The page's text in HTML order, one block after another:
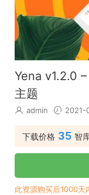
Yena v1.2.0
主题
admin 2021-
下载价格 35 智
此资源购买后1000天